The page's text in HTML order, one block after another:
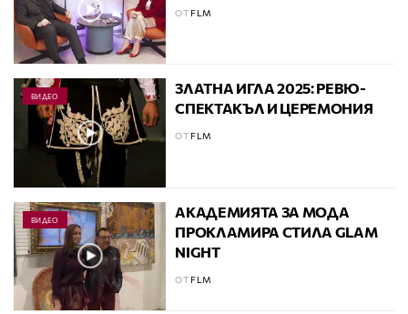
ОТ FLM
ВИДЕО
ЗЛАТНА ИГЛА 2025: РЕВЮ-
СПЕКТАКЪЛ И ЦЕРЕМОНИЯ
ОТ FLM
ВИДЕО
АКАДЕМИЯТА ЗА МОДА
ПРОКЛАМИРА СТИЛА GLAM
NIGHT
ОТ FLM